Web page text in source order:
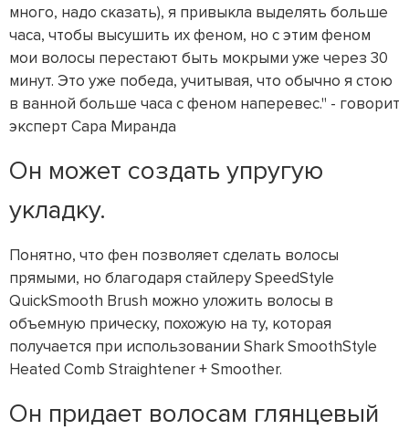
много, надо сказать), я привыкла выделять больше
часа, чтобы высушить их феном, но с этим феном
мои волосы перестают быть мокрыми уже через 30
минут. Это уже победа, учитывая, что обычно я стою
в ванной больше часа с феном наперевес." - говорит
эксперт Сара Миранда
Он может создать упругую
укладку.
Понятно, что фен позволяет сделать волосы
прямыми, но благодаря стайлеру SpeedStyle
QuickSmooth Brush можно уложить волосы в
объемную прическу, похожую на ту, которая
получается при использовании Shark SmoothStyle
Heated Comb Straightener + Smoother.
Он придает волосам глянцевый